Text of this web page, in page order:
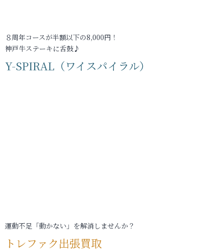
８周年コースが半額以下の8,000円！
神戸牛ステーキに舌鼓♪
Y-SPIRAL（ワイスパイラル）
運動不足「動かない」を解消しませんか？
トレファク出張買取